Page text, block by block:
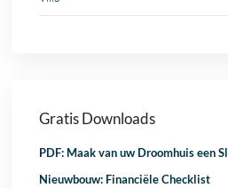
Gratis Downloads
PDF: Maak van uw Droomhuis een
Nieuwbouw: Financiële Checklist